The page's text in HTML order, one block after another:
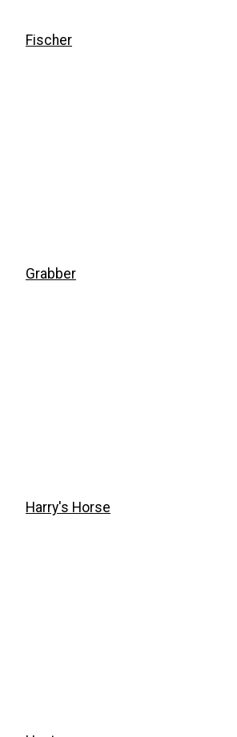
Fischer
Grabber
Harry's Horse